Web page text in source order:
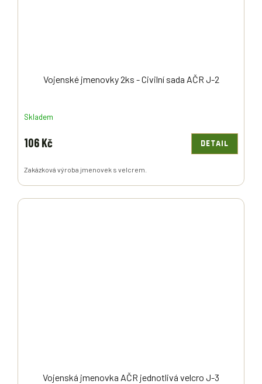
Vojenské jmenovky 2ks - Civilní sada AČR J-2
Skladem
106 Kč DETAIL
Zakázková výroba jmenovek s velcrem.
Vojenská jmenovka AČR jednotlivá velcro J-3